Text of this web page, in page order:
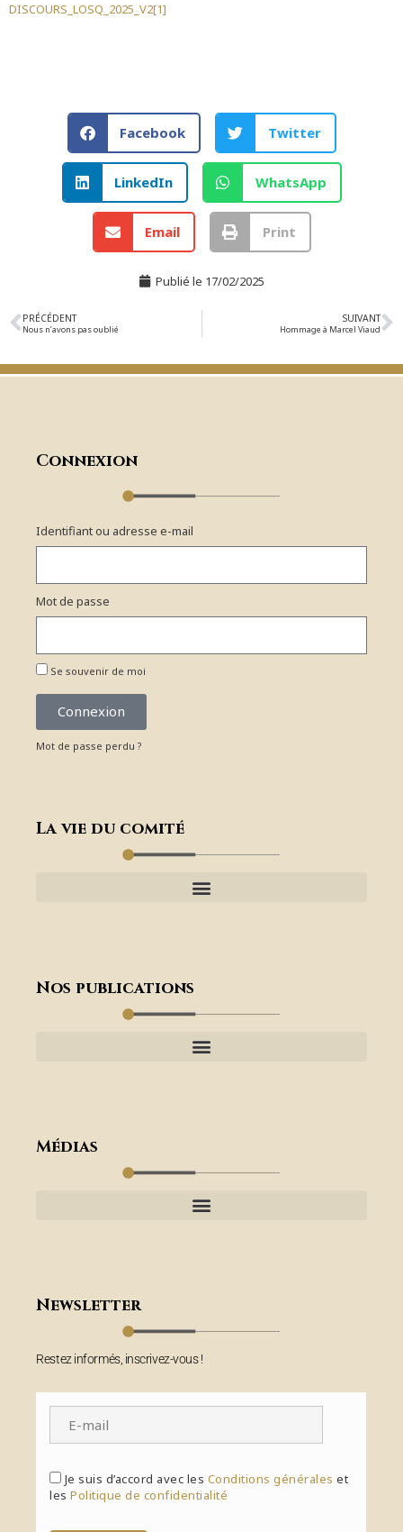
DISCOURS_LOSQ_2025_V2[1]
Facebook Twitter
LinkedIn WhatsApp
Email Print
Publié le 17/02/2025
PRÉCÉDENT
Nous n’avons pas oublié
SUIVANT
Hommage à Marcel Viaud
Connexion
Identifiant ou adresse e-mail
Mot de passe
Se souvenir de moi
Connexion
Mot de passe perdu ?
La vie du comité
Nos publications
Médias
Newsletter
Restez informés, inscrivez-vous !
Je suis d’accord avec les Conditions générales et
lesPolitique de confidentialité